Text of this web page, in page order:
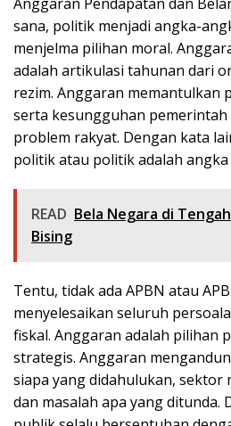
sana, politik menjadi angka-
menjelma pilihan moral.
adalah artikulasi tahunan dari
rezim. Anggaran memantulkan
serta kesungguhan pemerintah
problem rakyat. Dengan kata
politik atau politik adalah
READ Bela Negara di
Bising
Tentu, tidak ada APBN atau
menyelesaikan seluruh
fiskal. Anggaran adalah pilihan
strategis. Anggaran
siapa yang didahulukan, sektor
dan masalah apa yang ditunda.